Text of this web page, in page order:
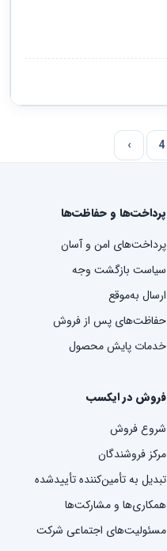
4
›
پرداخت‌ها و حفاظت‌ها
پرداخت‌های امن و آسان
سیاست بازگشت وجه
ارسال به‌موقع
حفاظت‌های پس از فروش
خدمات پایش محصول
فروش در ایکسب
شروع فروش
مرکز فروشندگان
تبدیل به تأمین‌کننده تأییدشده
همکاری‌ها و مشارکت‌ها
مسئولیت‌های اجتماعی شرکت